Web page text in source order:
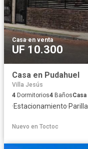
Casa·en venta
UF 10.300
Casa en Pudahuel
Villa Jesús
4 Dormitorios4 BañosCasa
·Estacionamiento·Parilla
Nuevo en Toctoc